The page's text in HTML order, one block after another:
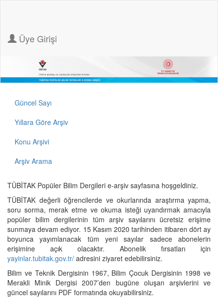
Üye Girişi
Güncel Sayı
Yıllara Göre Arşiv
Konu Arşivi
Arşiv Arama
TÜBİTAK Popüler Bilim Dergileri e-arşiv sayfasına hoşgeldiniz.
TÜBİTAK değerli öğrencilerde ve okurlarında araştırma yapma,
soru sorma, merak etme ve okuma isteği uyandırmak amacıyla
popüler bilim dergilerinin tüm arşiv sayılarını ücretsiz erişime
sunmaya devam ediyor. 15 Kasım 2020 tarihinden itibaren dört ay
boyunca yayımlanacak tüm yeni sayılar sadece abonelerin
erişimine açık olacaktır. Abonelik fırsatları için
yayinlar.tubitak.gov.tr/ adresini ziyaret edebilirsiniz.
Bilim ve Teknik Dergisinin 1967, Bilim Çocuk Dergisinin 1998 ve
Merakli Minik Dergisi 2007’den bugüne oluşan arşivlerini ve
güncel sayılarını PDF formatında okuyabilirsiniz.